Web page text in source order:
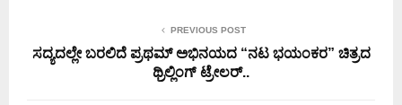
PREVIOUS POST
ಸದ್ಯದಲ್ಲೇ ಬರಲಿದೆ ಪ್ರಥಮ್ ಅಭಿನಯದ “ನಟ ಭಯಂಕರ” ಚಿತ್ರದ
ಥ್ರಿಲ್ಲಿಂಗ್ ಟ್ರೇಲರ್..